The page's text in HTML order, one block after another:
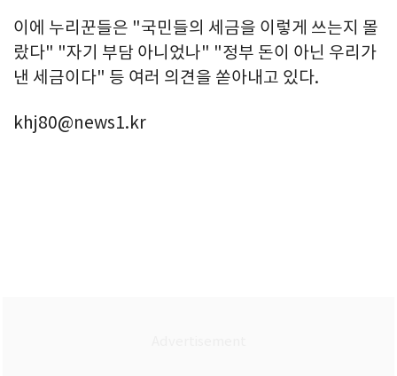
이에 누리꾼들은 "국민들의 세금을 이렇게 쓰는지 몰
랐다" "자기 부담 아니었나" "정부 돈이 아닌 우리가
낸 세금이다" 등 여러 의견을 쏟아내고 있다.
khj80@news1.kr